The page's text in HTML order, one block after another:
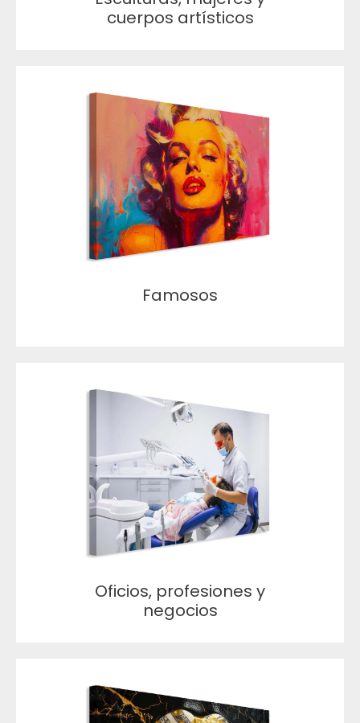
cuerpos artísticos
Famosos
Oficios, profesiones y
negocios